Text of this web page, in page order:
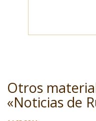
Otros
«Noticias de